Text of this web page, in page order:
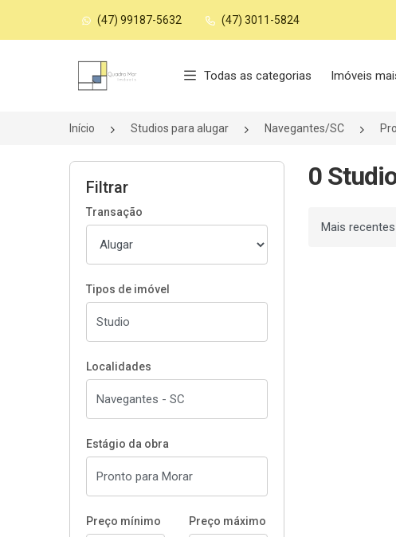
(47) 99187-5632 (47) 3011-5824
Página inicial
Todas as categorias Imóveis
Início Studios para alugar Navegantes/SC
Filtrar
Transação
Tipos de imóvel
Localidades
Estágio da obra
Preço mínimo Preço máximo
0
Ordenar por